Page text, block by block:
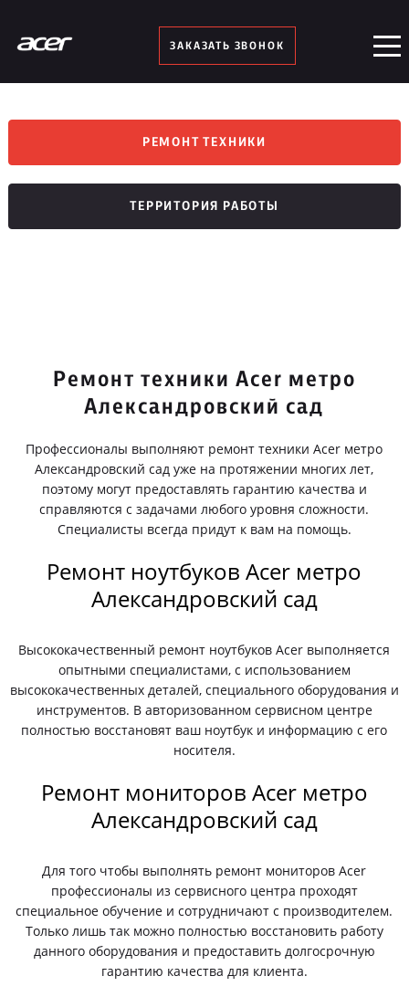
ЗАКАЗАТЬ ЗВОНОК
РЕМОНТ ТЕХНИКИ
ТЕРРИТОРИЯ РАБОТЫ
Ремонт техники Acer метро
Александровский сад
Профессионалы выполняют ремонт техники Acer метро
Александровский сад уже на протяжении многих лет,
поэтому могут предоставлять гарантию качества и
справляются с задачами любого уровня сложности.
Специалисты всегда придут к вам на помощь.
Ремонт ноутбуков Acer метро
Александровский сад
Высококачественный ремонт ноутбуков Acer выполняется
опытными специалистами, с использованием
высококачественных деталей, специального оборудования и
инструментов. В авторизованном сервисном центре
полностью восстановят ваш ноутбук и информацию с его
носителя.
Ремонт мониторов Acer метро
Александровский сад
Для того чтобы выполнять ремонт мониторов Acer
профессионалы из сервисного центра проходят
специальное обучение и сотрудничают с производителем.
Только лишь так можно полностью восстановить работу
данного оборудования и предоставить долгосрочную
гарантию качества для клиента.